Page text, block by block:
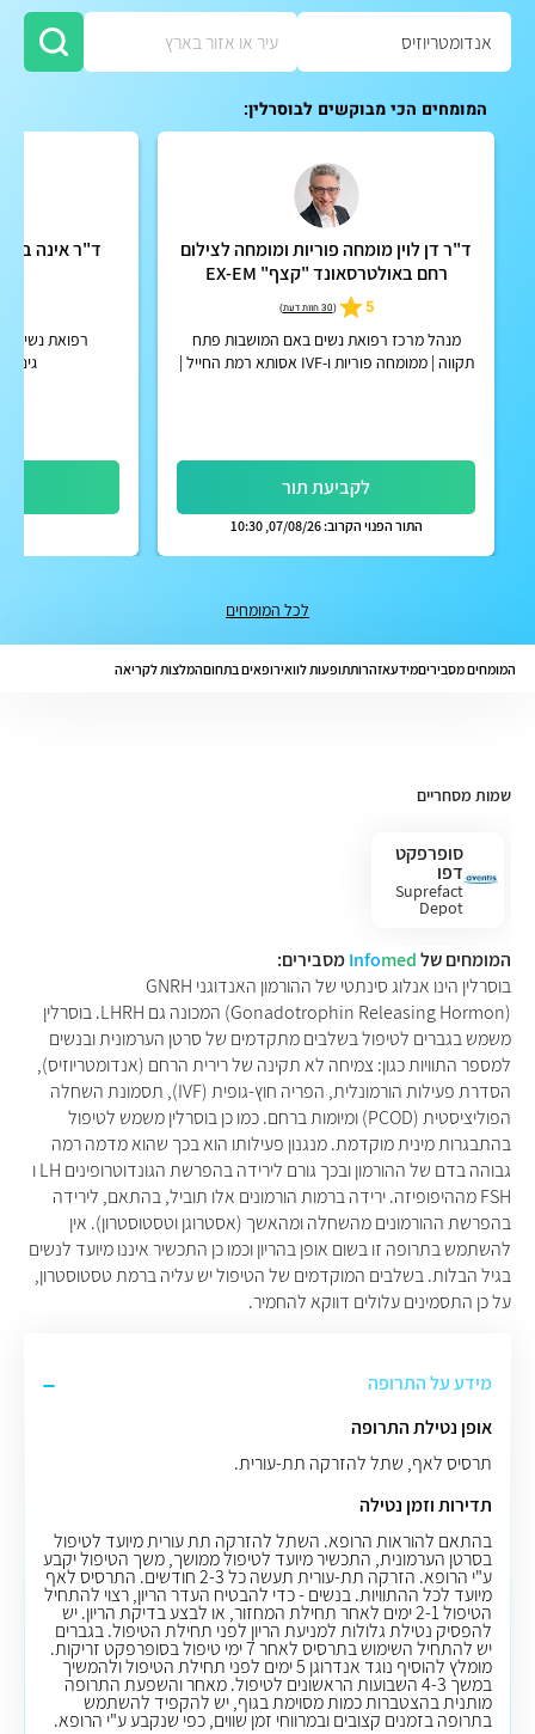
המומחים הכי מבוקשים לבוסרלין:
ד"ר דן לוין מומחה פוריות ומומחה לצילום
רחם באולטרסאונד "קצף" EX-EM
5
(30 חוות דעת )
מנהל מרכז רפואת נשים באם המושבות פתח
תקווה | ממומחה פוריות ו-IVF אסותא רמת החייל |
לקביעת תור
התור הפנוי הקרוב: 07/08/26, 10:30
ד"ר אינה
רפואת נשים
לכל המומחים
המומחים מסביריםמידעאזהרותתופעות לוואירופאים בתחוםהמלצות לקריאה
שמות מסחריים
סופרפקט
דפו
Suprefact
Depot
המומחים של Infomed
מסבירים:
בוסרלין הינו אנלוג סינתטי של ההורמון האנדוגני GNRH
(Gonadotrophin Releasing Hormon) המכונה גם LHRH. בוסרלין
משמש בגברים לטיפול בשלבים מתקדמים של סרטן הערמונית ובנשים
למספר התוויות כגון: צמיחה לא תקינה של רירית הרחם (אנדומטריוזיס),
הסדרת פעילות הורמונלית, הפריה חוץ-גופית (IVF), תסמונת השחלה
הפוליציסטית (PCOD) ומיומות ברחם. כמו כן בוסרלין משמש לטיפול
בהתבגרות מינית מוקדמת. מנגנון פעילותו הוא בכך שהוא מדמה רמה
גבוהה בדם של ההורמון ובכך גורם לירידה בהפרשת הגונדוטרופינים LH ו
FSH מההיפופיזה. ירידה ברמות הורמונים אלו תוביל, בהתאם, לירידה
בהפרשת ההורמונים מהשחלה ומהאשך (אסטרוגן וטסטוסטרון). אין
להשתמש בתרופה זו בשום אופן בהריון וכמו כן התכשיר איננו מיועד לנשים
בגיל הבלות. בשלבים המוקדמים של הטיפול יש עליה ברמת טסטוסטרון,
על כן התסמינים עלולים דווקא להחמיר.
מידע על התרופה
אופן נטילת התרופה
תרסיס לאף, שתל להזרקה תת-עורית.
תדירות וזמן נטילה
בהתאם להוראות הרופא. השתל להזרקה תת עורית מיועד לטיפול
בסרטן הערמונית, התכשיר מיועד לטיפול ממושך, משך הטיפול יקבע
ע"י הרופא. הזרקה תת-עורית תעשה כל 2-3 חודשים. התרסיס לאף
מיועד לכל ההתוויות. בנשים - כדי להבטיח העדר הריון, רצוי להתחיל
הטיפול 2-1 ימים לאחר תחילת המחזור, או לבצע בדיקת הריון. יש
להפסיק נטילת גלולות למניעת הריון לפני תחילת הטיפול. בגברים
יש להתחיל השימוש בתרסיס לאחר 7 ימי טיפול בסופרפקט זריקות.
מומלץ להוסיף נוגד אנדרוגן 5 ימים לפני תחילת הטיפול ולהמשיך
במשך 4-3 השבועות הראשונים לטיפול. מאחר והשפעת התרופה
מותנית בהצטברות כמות מסוימת בגוף, יש להקפיד להשתמש
בתרופה בזמנים קצובים ובמרווחי זמן שווים, כפי שנקבע ע"י הרופא.